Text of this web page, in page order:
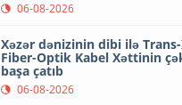
06-08-2026
Xəzər dənizinin dibi ilə
Fiber-Optik Kabel Xəttinin
başa çatıb
06-08-2026